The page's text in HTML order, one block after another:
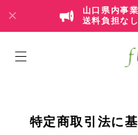
山口県内事
送料負担な
特定商取引法に